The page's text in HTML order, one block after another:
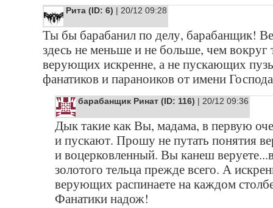
Рита (ID: 6) | 20/12 09:28
Ты бы барабанил по делу, барабанщик!
здесь не меньше и не больше, чем вокруг
верующих искренне, а не пускающих
фанатиков и параноиков от имени
барабанщик Ринат (ID: 116) | 20/12 09:36
Дык такие как Вы, мадама, в первую
и пускают. Прошу не путать понятия
и воцерковленный. Вы канеш
золотого тельца прежде всего. А
верующих распинаете на каждом
Фанатики надож!